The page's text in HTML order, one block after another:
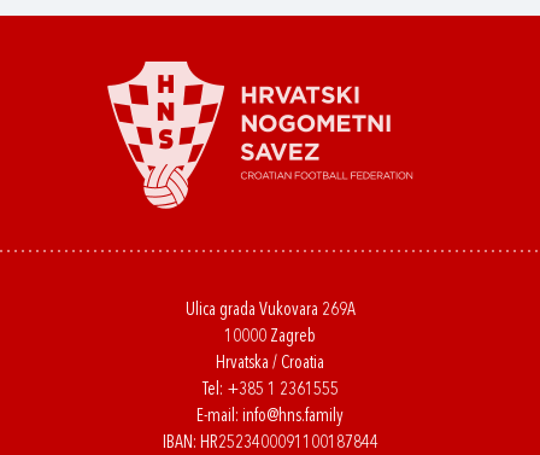
Ulica grada Vukovara 269A
10000 Zagreb
Hrvatska / Croatia
Tel: +385 1 2361555
E-mail: info@hns.family
IBAN: HR2523400091100187844